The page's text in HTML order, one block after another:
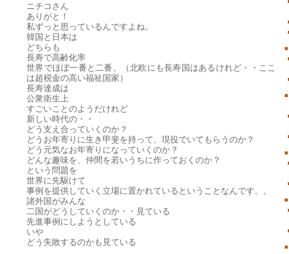
ニチコさん
ありがと！
私ずっと思っているんですよね。
韓国と日本は
どちらも
長寿で高齢化率
世界でほぼ一番と二番。（北欧にも長寿国はあるけれど・・ここ
は超税金の高い福祉国家）
長寿達成は
公衆衛生上
すごいことのようだけれど
新しい時代の・・
どう支え合っていくのか？
どうお年寄りに生き甲斐を持って、現役でいてもらうのか？
どう元気なお年寄りになっていくのか？
どんな趣味を、仲間を若いうちに作っておくのか？
という問題を
世界に先駆けて
事例を提供していく立場に置かれているということなんです。。
諸外国がみんな
二国がどうしていくのか・・見ている
先進事例にしようとしている
いや
どう失敗するのかも見ている